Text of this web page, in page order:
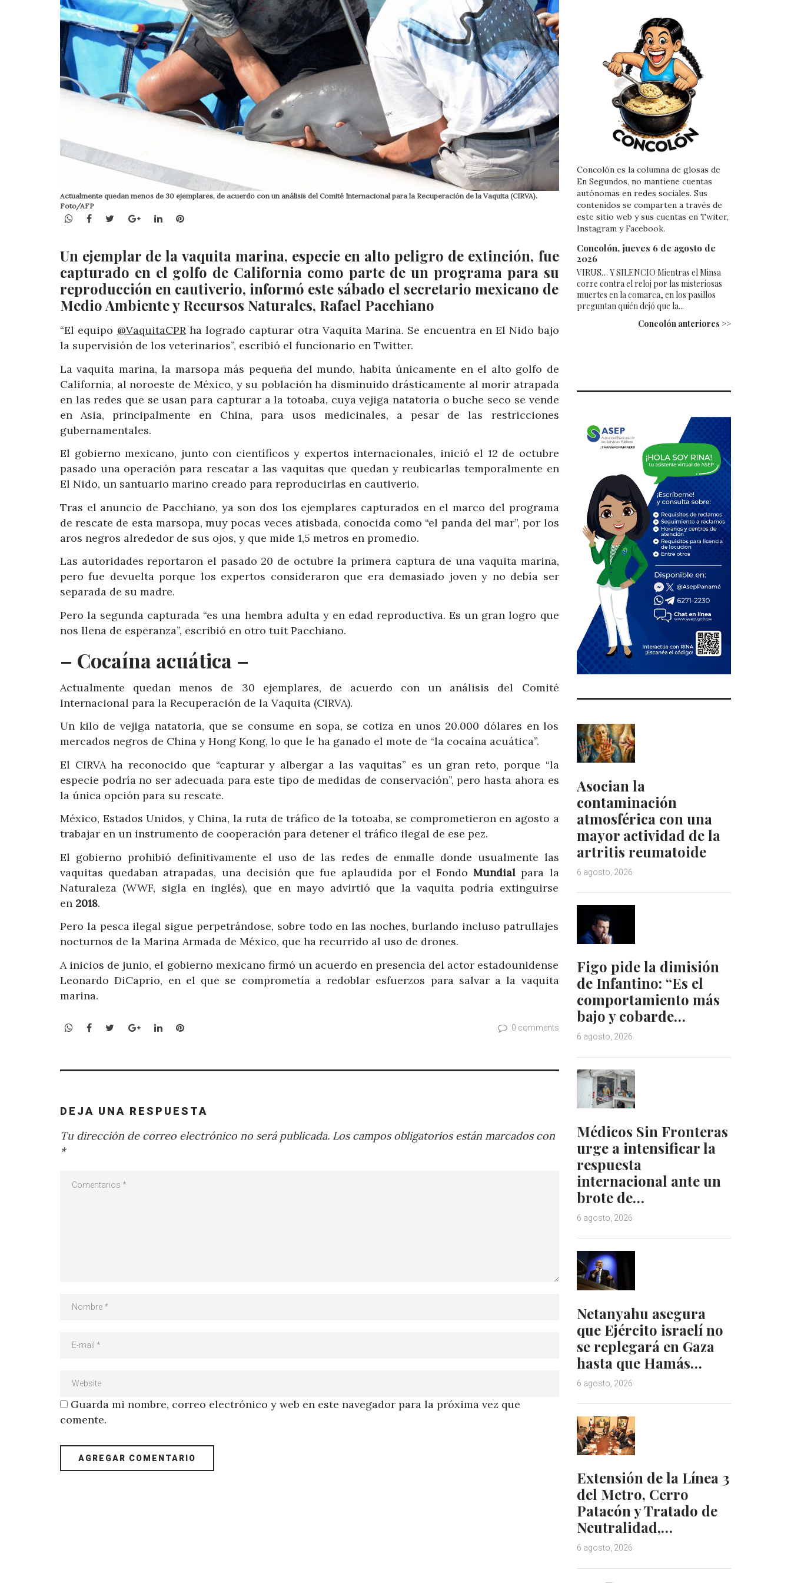
Actualmente quedan menos de 30 ejemplares, de acuerdo con un análisis del Comité Internacional para la Recuperación de la Vaquita (CIRVA).
Foto/AFP
WhatsApp
Facebook
TwitterGoogle+LinkedInPinterest
Un ejemplar de la vaquita marina, especie en alto peligro de extinción, fue
capturado en el golfo de California como parte de un programa para su
reproducción en cautiverio, informó este sábado el secretario mexicano de
Medio Ambiente y Recursos Naturales, Rafael Pacchiano
“El equipo @VaquitaCPRha logrado capturar otra Vaquita Marina. Se encuentra en El Nido bajo
la supervisión de los veterinarios”, escribió el funcionario en Twitter.
La vaquita marina, la marsopa más pequeña del mundo, habita únicamente en el alto golfo de
California, al noroeste de México, y su población ha disminuido drásticamente al morir atrapada
en las redes que se usan para capturar a la totoaba, cuya vejiga natatoria o buche seco se vende
en Asia, principalmente en China, para usos medicinales, a pesar de las restricciones
gubernamentales.
El gobierno mexicano, junto con científicos y expertos internacionales, inició el 12 de octubre
pasado una operación para rescatar a las vaquitas que quedan y reubicarlas temporalmente en
El Nido, un santuario marino creado para reproducirlas en cautiverio.
Tras el anuncio de Pacchiano, ya son dos los ejemplares capturados en el marco del programa
de rescate de esta marsopa, muy pocas veces atisbada, conocida como “el panda del mar”, por los
aros negros alrededor de sus ojos, y que mide 1,5 metros en promedio.
Las autoridades reportaron el pasado 20 de octubre la primera captura de una vaquita marina,
pero fue devuelta porque los expertos consideraron que era demasiado joven y no debía ser
separada de su madre.
Pero la segunda capturada “es una hembra adulta y en edad reproductiva. Es un gran logro que
nos llena de esperanza”, escribió en otro tuit Pacchiano.
– Cocaína acuática –
Actualmente quedan menos de 30 ejemplares, de acuerdo con un análisis del Comité
Internacional para la Recuperación de la Vaquita (CIRVA).
Un kilo de vejiga natatoria, que se consume en sopa, se cotiza en unos 20.000 dólares en los
mercados negros de China y Hong Kong, lo que le ha ganado el mote de “la cocaína acuática”.
El CIRVA ha reconocido que “capturar y albergar a las vaquitas” es un gran reto, porque “la
especie podría no ser adecuada para este tipo de medidas de conservación”, pero hasta ahora es
la única opción para su rescate.
México, Estados Unidos, y China, la ruta de tráfico de la totoaba, se comprometieron en agosto a
trabajar en un instrumento de cooperación para detener el tráfico ilegal de ese pez.
El gobierno prohibió definitivamente el uso de las redes de enmalle donde usualmente las
vaquitas quedaban atrapadas, una decisión que fue aplaudida por el FondoMundial para la
Naturaleza (WWF, sigla en inglés), que en mayo advirtió que la vaquita podría extinguirse
en 2018.
Pero la pesca ilegal sigue perpetrándose, sobre todo en las noches, burlando incluso patrullajes
nocturnos de la Marina Armada de México, que ha recurrido al uso de drones.
A inicios de junio, el gobierno mexicano firmó un acuerdo en presencia del actor estadounidense
Leonardo DiCaprio, en el que se comprometía a redoblar esfuerzos para salvar a la vaquita
marina.
WhatsApp
Facebook
TwitterGoogle+LinkedInPinterest 0 comments
DEJA UNA RESPUESTA
Tu dirección de correo electrónico no será publicada. Los campos obligatorios están marcados con
*
Guarda mi nombre, correo electrónico y web en este navegador para la próxima vez que
comente.
Concolón es la columna de glosas de
En Segundos, no mantiene cuentas
autónomas en redes sociales. Sus
contenidos se comparten a través de
este sitio web y sus cuentas en Twiter,
Instagram y Facebook.
Concolón, jueves 6 de agosto de
2026
VIRUS… Y SILENCIO Mientras el Minsa
corre contra el reloj por las misteriosas
muertes en la comarca, en los pasillos
preguntan quién dejó que la...
Concolón anteriores >>
Asocian la
contaminación
atmosférica con una
mayor actividad de la
artritis reumatoide
6 agosto, 2026
Figo pide la dimisión
de Infantino: “Es el
comportamiento más
bajo y cobarde…
6 agosto, 2026
Médicos Sin Fronteras
urge a intensificar la
respuesta
internacional ante un
brote de…
6 agosto, 2026
Netanyahu asegura
que Ejército israelí no
se replegará en Gaza
hasta que Hamás…
6 agosto, 2026
Extensión de la Línea 3
del Metro, Cerro
Patacón y Tratado de
Neutralidad,…
6 agosto, 2026